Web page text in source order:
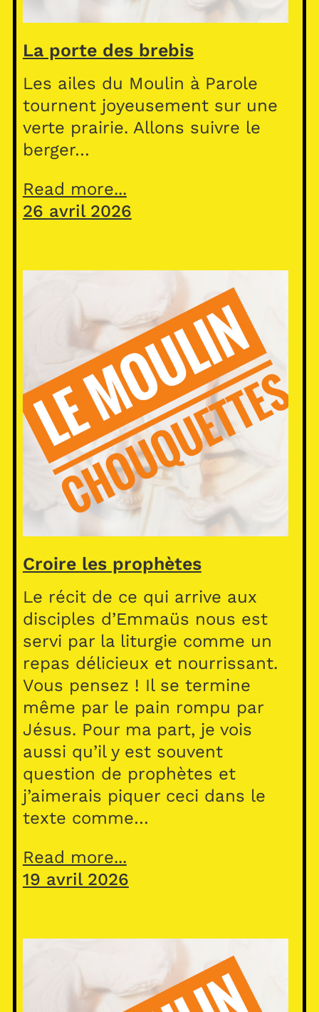
La porte des brebis
Les ailes du Moulin à Parole
tournent joyeusement sur une
verte prairie. Allons suivre le
berger…
Read more...
26 avril 2026
Croire les prophètes
Le récit de ce qui arrive aux
disciples d’Emmaüs nous est
servi par la liturgie comme un
repas délicieux et nourrissant.
Vous pensez ! Il se termine
même par le pain rompu par
Jésus. Pour ma part, je vois
aussi qu’il y est souvent
question de prophètes et
j’aimerais piquer ceci dans le
texte comme…
Read more...
19 avril 2026